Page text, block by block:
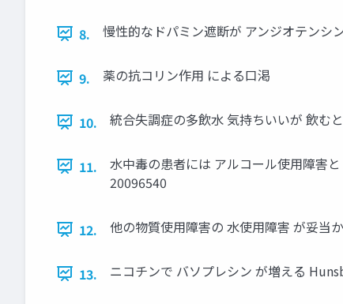
8. 慢性的なドパミン遮断が アンジオテン
9. 薬の抗コリン作用 による口渇
10. 統合失調症の多飲水 気持ちいいが 飲む
11.
水中毒の患者には アルコール使用障害
20096540
12. 他の物質使用障害の 水使用障害 が妥当
13. ニコチンで バソプレシン が増える